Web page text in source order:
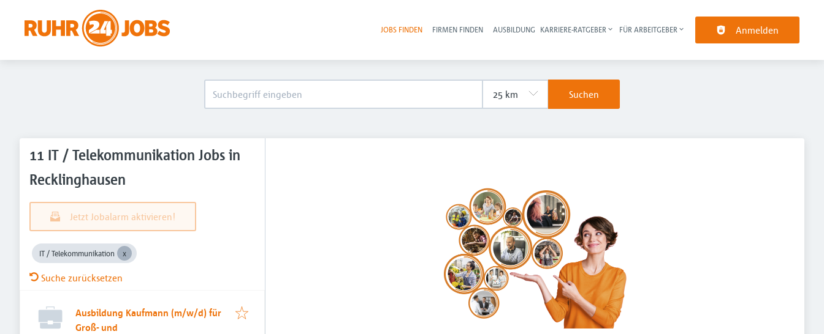
Haupt-Navigation
JOBS FINDEN FIRMEN FINDEN AUSBILDUNG KARRIERE-RATGEBER FÜR ARBEITGEBER Anmelden
Suchen
11 IT / Telekommunikation Jobs in
Recklinghausen
Jetzt Jobalarm aktivieren!
IT / Telekommunikation
Suche zurücksetzen
Ausbildung Kaufmann (m/w/d) für
Groß- und